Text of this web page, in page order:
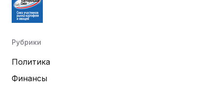
Рубрики
Политика
Финансы